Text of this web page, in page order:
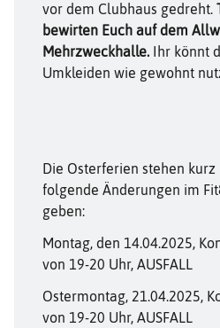
vor dem Clubhaus gedreht.
bewirten Euch auf dem
Mehrzweckhalle. Ihr könnt
Umkleiden wie gewohnt
Die Osterferien stehen kurz
folgende Änderungen im
geben:
Montag, den 14.04.2025,
von 19-20 Uhr, AUSFALL
Ostermontag, 21.04.2025,
von 19-20 Uhr, AUSFALL